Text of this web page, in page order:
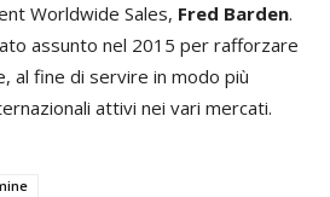
Worldwide Sales, Fred Barden.
assunto nel 2015 per rafforzare
al fine di servire in modo più
attivi nei vari mercati.